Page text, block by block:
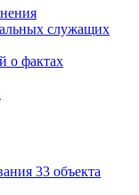
служащих
о фактах